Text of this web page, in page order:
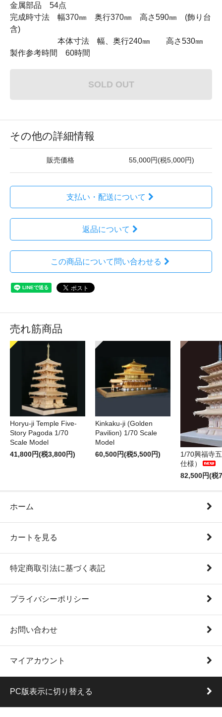
金属部品 54点
完成時寸法 幅370㎜ 奥行370㎜ 高さ590㎜ (飾り台
含)
本体寸法 幅、奥行240㎜ 高さ530㎜
製作参考時間 60時間
SOLD OUT
その他の詳細情報
販売価格 55,000円(税5,000円)
支払い・配送について
返品について
この商品について問い合わせる
売れ筋商品
Horyu-ji Temple Five-
Story Pagoda 1/70
Scale Model
41,800円(税3,800円)
Kinkaku-ji (Golden
Pavilion) 1/70 Scale
Model
60,500円(税5,500円)
1/70興福寺
仕様）
82,500円(税
ホーム
カートを見る
特定商取引法に基づく表記
プライバシーポリシー
お問い合わせ
マイアカウント
PC版表示に切り替える